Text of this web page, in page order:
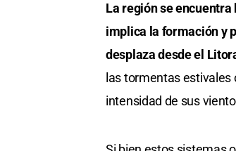
La región se
implica la formación y
desplaza desde el
las tormentas
intensidad de sus